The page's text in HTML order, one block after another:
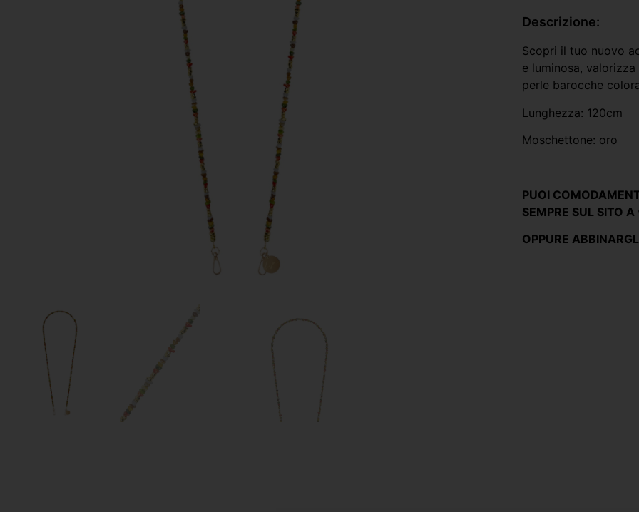
Descrizione:
Scopri il tuo nuovo
e luminosa,
perle barocche
Lunghezza: 120cm
Moschettone: oro
PUOI
SEMPRE SUL SITO
OPPURE